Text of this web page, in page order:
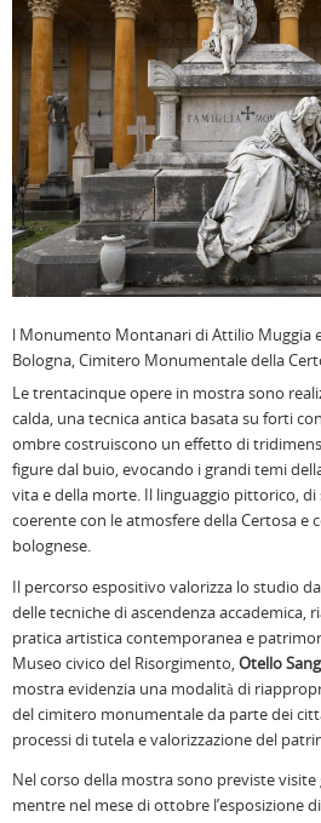
l Monumento Montanari di Attilio Muggia
Bologna, Cimitero Monumentale della
Le trentacinque opere in mostra sono
calda, una tecnica antica basata su forti
ombre costruiscono un effetto di
figure dal buio, evocando i grandi temi
vita e della morte. Il linguaggio pittorico,
coerente con le atmosfere della Certosa e
bolognese.
Il percorso espositivo valorizza lo studio
delle tecniche di ascendenza accademica,
pratica artistica contemporanea e
Museo civico del Risorgimento,Otello
mostra evidenzia una modalità di
del cimitero monumentale da parte dei
processi di tutela e valorizzazione del
Nel corso della mostra sono previste
mentre nel mese di ottobre l’esposizione